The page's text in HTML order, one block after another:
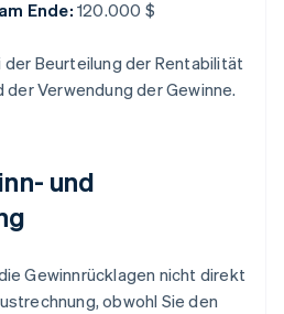
Ende:120.000 $
Beurteilung der Rentabilität
Verwendung der Gewinne.
und
Gewinnrücklagen nicht direkt
obwohl Sie den